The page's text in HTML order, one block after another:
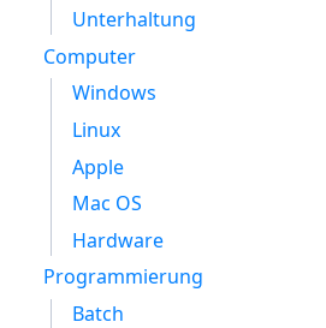
Unterhaltung
Computer
Windows
Linux
Apple
Mac OS
Hardware
Programmierung
Batch